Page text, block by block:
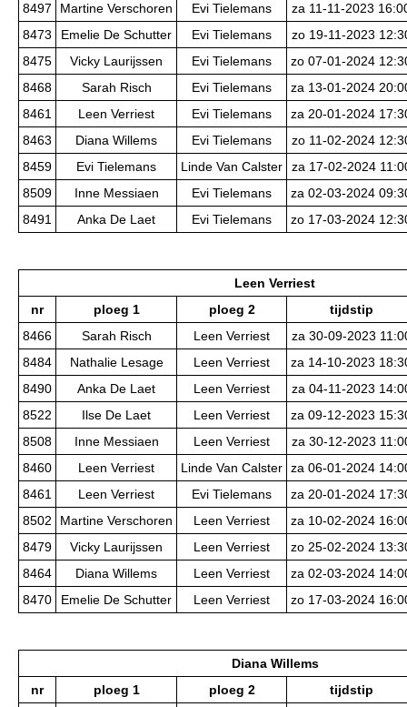
8497
Martine Verschoren Evi Tielemans
za 11-11-2023
8473
Emelie De Schutter Evi Tielemans
zo 19-11-2023
8475
Vicky Laurijssen Evi Tielemans
zo 07-01-2024
8468
Sarah Risch Evi Tielemans
za 13-01-2024
8461
Leen Verriest Evi Tielemans
za 20-01-2024
8463
Diana Willems Evi Tielemans
zo 11-02-2024
8459
Evi Tielemans Linde Van Calster
za 17-02-2024
8509
Inne Messiaen Evi Tielemans
za 02-03-2024
8491
Anka De Laet Evi Tielemans zo 17-03-2024
Leen Verriest
nr
ploeg 1 ploeg 2
tijdstip
8466
Sarah Risch Leen Verriest
za 30-09-2023
8484
Nathalie Lesage Leen Verriest
za 14-10-2023
8490
Anka De Laet Leen Verriest
za 04-11-2023
8522
Ilse De Laet Leen Verriest
za 09-12-2023
8508
Inne Messiaen Leen Verriest
za 30-12-2023
8460
Leen Verriest Linde Van Calster za 06-01-2024
8461
Leen Verriest Evi Tielemans
za 20-01-2024
8502
Martine Verschoren Leen Verriest
za 10-02-2024
8479
Vicky Laurijssen Leen Verriest
zo 25-02-2024
8464
Diana Willems Leen Verriest
za 02-03-2024
8470
Emelie De Schutter Leen Verriest zo 17-03-2024
Diana Willems
nr
ploeg 1 ploeg 2
tijdstip